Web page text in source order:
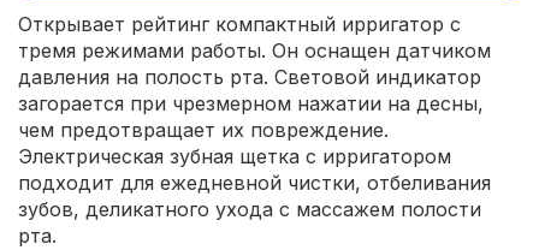
Открывает рейтинг компактный ирригатор с
тремя режимами работы. Он оснащен датчиком
давления на полость рта. Световой индикатор
загорается при чрезмерном нажатии на десны,
чем предотвращает их повреждение.
Электрическая зубная щетка с ирригатором
подходит для ежедневной чистки, отбеливания
зубов, деликатного ухода с массажем полости
рта.